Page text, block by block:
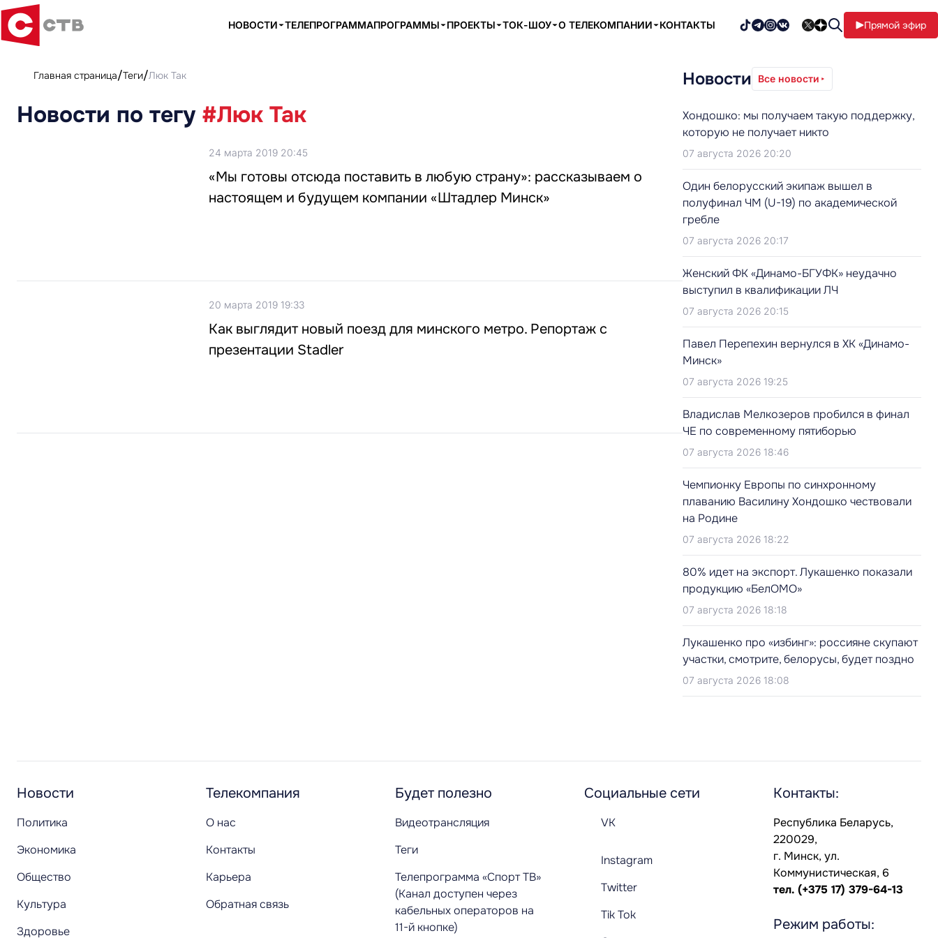
НОВОСТИ ТЕЛЕПРОГРАММАПРОГРАММЫ ПРОЕКТЫ ТОК-ШОУ О ТЕЛЕКОМПАНИИ КОНТАКТЫ Прямой эфир
Главная страница Теги Люк Так
Новости по тегу #Люк Так
24 марта 2019 20:45
«Мы готовы отсюда поставить в любую страну»: рассказываем о
настоящем и будущем компании «Штадлер Минск»
20 марта 2019 19:33
Как выглядит новый поезд для минского метро. Репортаж с
презентации Stadler
Новости Все новости
Хондошко: мы получаем такую поддержку,
которую не получает никто
07 августа 2026 20:20
Один белорусский экипаж вышел в
полуфинал ЧМ (U-19) по академической
гребле
07 августа 2026 20:17
Женский ФК «Динамо-БГУФК» неудачно
выступил в квалификации ЛЧ
07 августа 2026 20:15
Павел Перепехин вернулся в ХК «Динамо-
Минск»
07 августа 2026 19:25
Владислав Мелкозеров пробился в финал
ЧЕ по современному пятиборью
07 августа 2026 18:46
Чемпионку Европы по синхронному
плаванию Василину Хондошко чествовали
на Родине
07 августа 2026 18:22
80% идет на экспорт. Лукашенко показали
продукцию «БелОМО»
07 августа 2026 18:18
Лукашенко про «избинг»: россияне скупают
участки, смотрите, белорусы, будет поздно
07 августа 2026 18:08
Новости
Политика
Экономика
Общество
Культура
Здоровье
Телекомпания
О нас
Контакты
Карьера
Обратная связь
Будет полезно
Видеотрансляция
Теги
Телепрограмма «Спорт ТВ»
(Канал доступен через
кабельных операторов на
11-й кнопке)
Социальные сети
VK
Instagram
Twitter
Tik Tok
Контакты:
Республика Беларусь,
220029,
г. Минск, ул.
Коммунистическая, 6
тел. (+375 17) 379-64-13
Режим работы: